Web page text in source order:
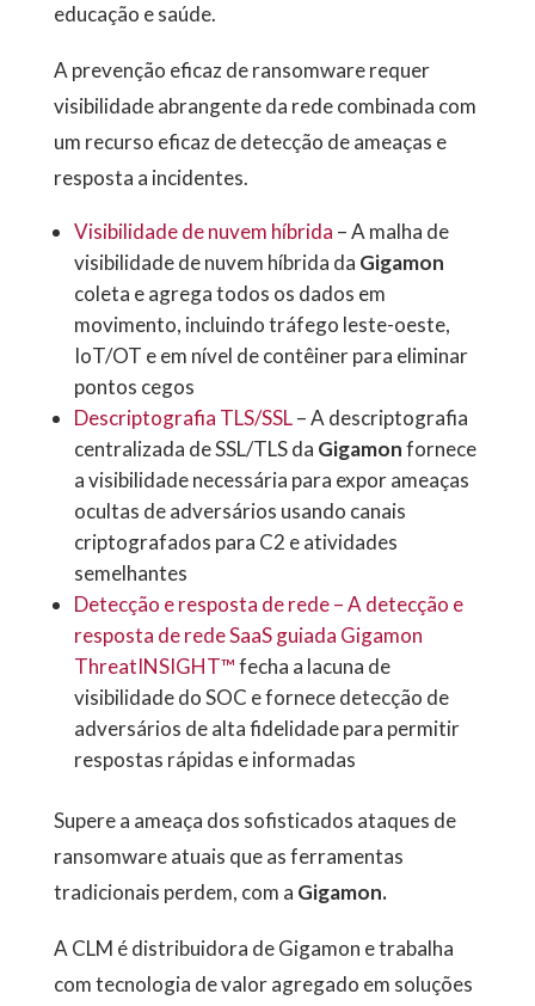
educação e saúde.
A prevenção eficaz de ransomware requer
visibilidade abrangente da rede combinada com
um recurso eficaz de detecção de ameaças e
resposta a incidentes.
Visibilidade de nuvem híbrida – A malha de
visibilidade de nuvem híbrida da Gigamon
coleta e agrega todos os dados em
movimento, incluindo tráfego leste-oeste,
IoT/OT e em nível de contêiner para eliminar
pontos cegos
Descriptografia TLS/SSL– A descriptografia
centralizada de SSL/TLS da Gigamonfornece
a visibilidade necessária para expor ameaças
ocultas de adversários usando canais
criptografados para C2 e atividades
semelhantes
Detecção e resposta de rede – A detecção e
resposta de rede SaaS guiada Gigamon
ThreatINSIGHT™fecha a lacuna de
visibilidade do SOC e fornece detecção de
adversários de alta fidelidade para permitir
respostas rápidas e informadas
Supere a ameaça dos sofisticados ataques de
ransomware atuais que as ferramentas
tradicionais perdem, com a Gigamon.
A CLM é distribuidora de Gigamon e trabalha
com tecnologia de valor agregado em soluções